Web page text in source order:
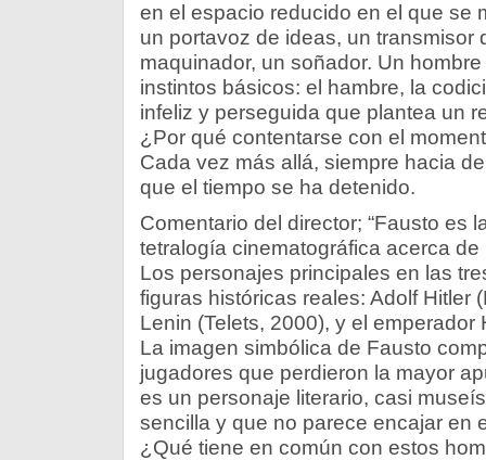
en el espacio reducido en el que se
un portavoz de ideas, un transmisor
maquinador, un soñador. Un
instintos básicos: el hambre, la
infeliz y perseguida que plantea un
¿Por qué contentarse con el
Cada vez más allá, siempre hacia
que el tiempo se ha detenido.
Comentario del director; “Fausto es
tetralogía cinematográfica acerca
Los personajes principales en las
figuras históricas reales: Adolf Hitler
Lenin (Telets, 2000), y el emperador
La imagen simbólica de Fausto
jugadores que perdieron la mayor
es un personaje literario, casi
sencilla y que no parece encajar en
¿Qué tiene en común con estos